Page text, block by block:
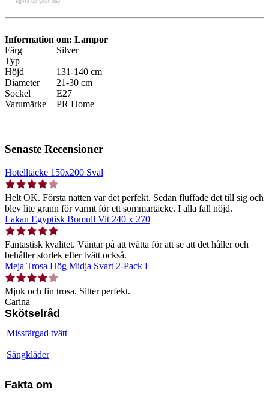
Information om: Lampor
Färg
Silver
Typ
Höjd
131-140 cm
Diameter
21-30 cm
Sockel
E27
Varumärke
PR Home
Senaste Recensioner
Hotelltäcke 150x200 Sval
Helt OK. Första natten var det perfekt. Sedan fluffade det till sig och
blev lite grann för varmt för ett sommartäcke. I alla fall nöjd.
Lakan Egyptisk Bomull Vit 240 x 270
Fantastisk kvalitet. Väntar på att tvätta för att se att det håller och
behåller storlek efter tvätt också.
Meja Trosa Hög Midja Svart 2-Pack L
Mjuk och fin trosa. Sitter perfekt.
Carina
Skötselråd
Missfärgad tvätt
Sängkläder
Fakta om